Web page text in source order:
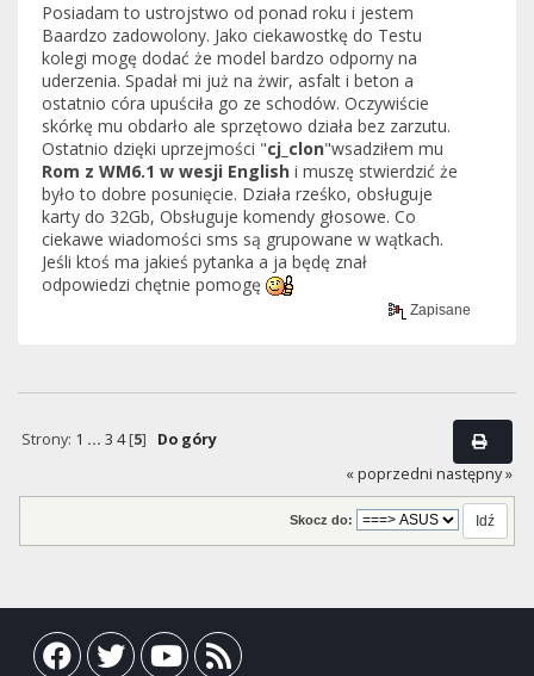
Posiadam to ustrojstwo od ponad roku i jestem
Baardzo zadowolony. Jako ciekawostkę do Testu
kolegi mogę dodać że model bardzo odporny na
uderzenia. Spadał mi już na żwir, asfalt i beton a
ostatnio córa upuściła go ze schodów. Oczywiście
skórkę mu obdarło ale sprzętowo działa bez zarzutu.
Ostatnio dzięki uprzejmości "cj_clon"wsadziłem mu
Rom z WM6.1 w wesji English i muszę stwierdzić że
było to dobre posunięcie. Działa rześko, obsługuje
karty do 32Gb, Obsługuje komendy głosowe. Co
ciekawe wiadomości sms są grupowane w wątkach.
Jeśli ktoś ma jakieś pytanka a ja będę znał
odpowiedzi chętnie pomogę
Zapisane
Strony: 1 ... 3 4[5] Do góry
« poprzedni następny »
Skocz do: